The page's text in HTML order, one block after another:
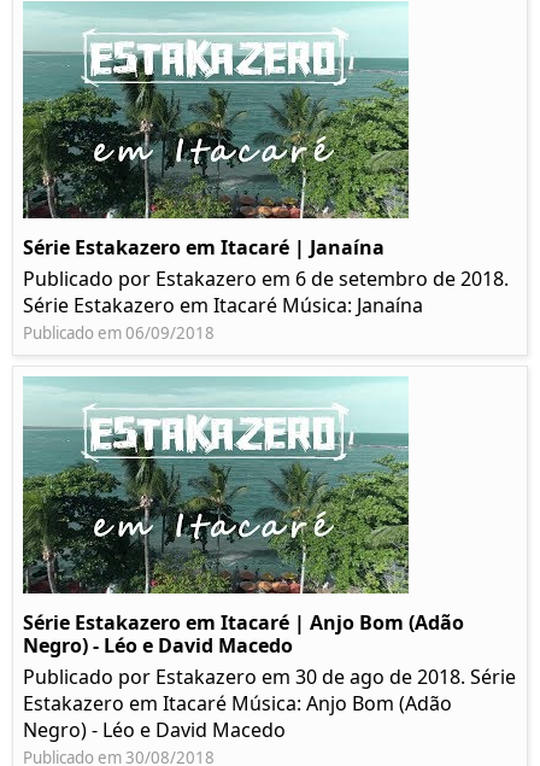
Série Estakazero em Itacaré | Janaína
Publicado por Estakazero em 6 de setembro de 2018.
Série Estakazero em Itacaré Música: Janaína
Publicado em 06/09/2018
Série Estakazero em Itacaré | Anjo Bom (Adão
Negro) - Léo e David Macedo
Publicado por Estakazero em 30 de ago de 2018. Série
Estakazero em Itacaré Música: Anjo Bom (Adão
Negro) - Léo e David Macedo
Publicado em 30/08/2018